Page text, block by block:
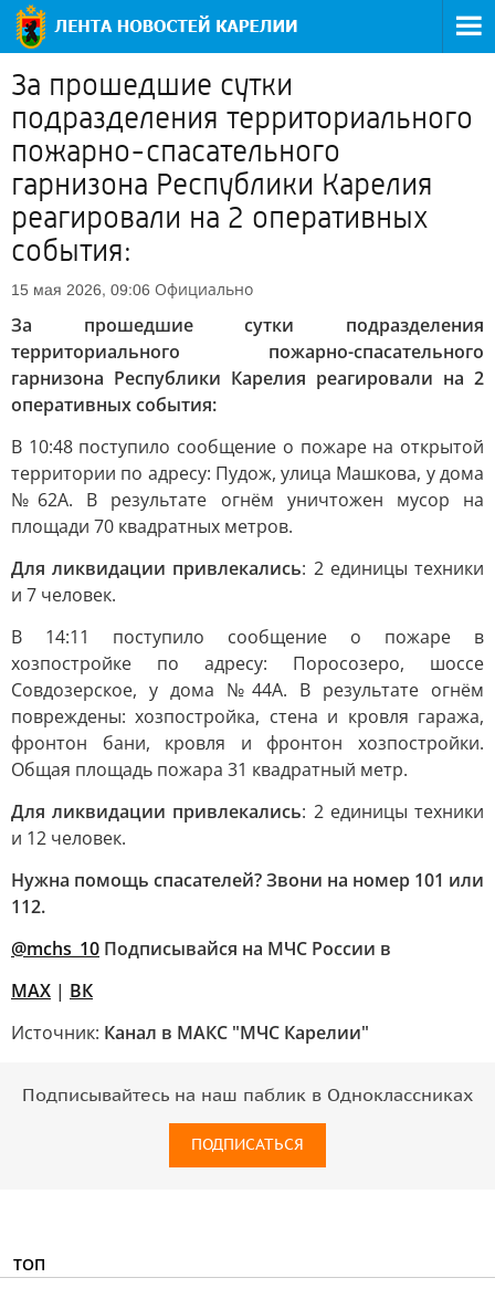
За прошедшие сутки
подразделения территориального
пожарно-спасательного
гарнизона Республики Карелия
реагировали на 2 оперативных
события:
15 мая 2026, 09:06 Официально
За прошедшие сутки подразделения
территориального пожарно-спасательного
гарнизона Республики Карелия реагировали на 2
оперативных события:
В 10:48 поступило сообщение о пожаре на открытой
территории по адресу: Пудож, улица Машкова, у дома
№62А. В результате огнём уничтожен мусор на
площади 70 квадратных метров.
Для ликвидации привлекались: 2 единицы техники
и 7 человек.
В 14:11 поступило сообщение о пожаре в
хозпостройке по адресу: Поросозеро, шоссе
Совдозерское, у дома №44А. В результате огнём
повреждены: хозпостройка, стена и кровля гаража,
фронтон бани, кровля и фронтон хозпостройки.
Общая площадь пожара 31 квадратный метр.
Для ликвидации привлекались: 2 единицы техники
и 12 человек.
Нужна помощь спасателей? Звони на номер 101 или
112.
@mchs_10 Подписывайся на МЧС России в
MAX | ВК
Источник: Канал в МАКС "МЧС Карелии"
Подписывайтесь на наш паблик в Одноклассниках
ПОДПИСАТЬСЯ
ТОП